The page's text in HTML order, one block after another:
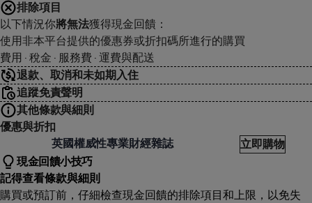
排除項目
以下情況你將無法獲得現金回饋：
使用非本平台提供的優惠券或折扣碼所進行的購買
費用 · 稅金 · 服務費 · 運費與配送
退款、取消和未如期入住
追蹤免責聲明
其他條款與細則
優惠與折扣
Economist英國權威性專業財經雜誌
立即購物
現金回饋小技巧
記得查看條款與細則
購買或預訂前，仔細檢查現金回饋的排除項目和上限，以免失